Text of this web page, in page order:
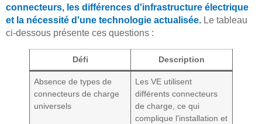
connecteurs, les différences d'infrastructure électrique
et la nécessité d'une technologie actualisée. Le tableau
ci-dessous présente ces questions :
Défi Description
Absence de types de
connecteurs de charge
universels
Les VE utilisent
différents connecteurs
de charge, ce qui
complique l'installation et